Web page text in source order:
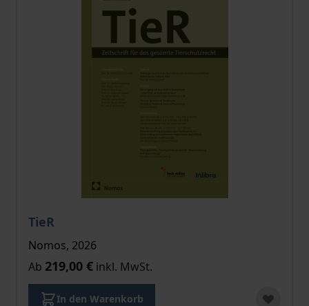
TieR
Der Preis dieses Titels richtet sich nach der
Nomos, 2026
Ab 219,00 € inkl. MwSt.
In den Warenkorb